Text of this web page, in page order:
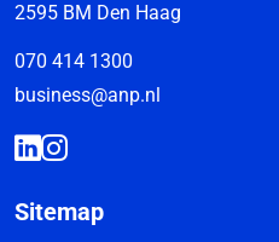
2595 BM Den Haag
070 414 1300
business@anp.nl
Sitemap